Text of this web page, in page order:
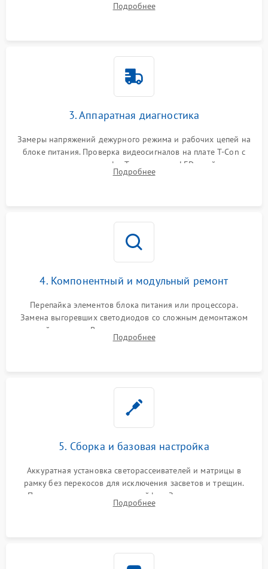
Проверка надежности фиксации и целостности шлейфов.
Подробнее
3. Аппаратная диагностика
Замеры напряжений дежурного режима и рабочих цепей на
блоке питания. Проверка видеосигналов на плате T-Con с
помощью осциллографа. Тестирование LED-драйвера и
светодиодных планок подсветки мультиметром.
Подробнее
4. Компонентный и модульный ремонт
Перепайка элементов блока питания или процессора.
Замена выгоревших светодиодов со сложным демонтажом
хрупкой матрицы. Восстановление поврежденных дорожек,
прошивка микросхем памяти EEPROM
Подробнее
5. Сборка и базовая настройка
Аккуратная установка светорассеивателей и матрицы в
рамку без перекосов для исключения засветов и трещин.
Подключение внутренних шлейфов. Закрытие корпуса.
Сброс настроек и обновление программного обеспечения.
Подробнее